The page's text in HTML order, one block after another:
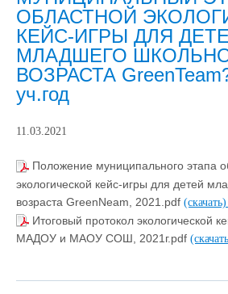
ОБЛАСТНОЙ
КЕЙС-ИГРЫ ДЛЯ
МЛАДШЕГО
ВОЗРАСТА
уч.год
11.03.2021
Положение муниципального этапа
экологической кейс-игры для детей
возраста GreenNeam, 2021.pdf (скачать)
Итоговый протокол экологической
МАДОУ и МАОУ СОШ, 2021г.pdf